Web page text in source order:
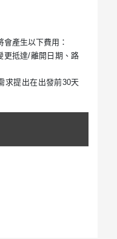
產生以下費用：
抵達/離開日期、路
求提出在出發前30天